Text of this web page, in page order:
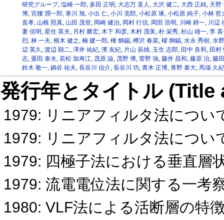
研究グループ, 塩崎 一郎, 多田 正明 , 大志万 直人 , 大沢 健二, 大西 正純, 天野
博, 宮腰 潤一郎, 寒川 旭, 小出 仁, 小川 克郎, 小松原 琢, 小松原 純子, 小林 哲
直孝, 山根 照真, 山田 茂登, 岡崎 健治, 岡村 行信, 岡田 浩明 , 川崎 耕一, 川辺
妻 信明 , 星住 英夫, 月村 勝宏, 木下 和彦, 木村 茂美, 朴 栄秀, 杉山 雄一, 李 喜
烈, 林 一夫, 根木 健之 , 楠 建一郎, 権 炯錫, 樽沢 春菜, 櫂 烱錫, 水永 秀樹, 水
辺 英久 , 渡辺 顕二, 澤井 祐紀, 濱 友紀, 片山 辰雄, 玉生 志郎, 田中 良和, 田村
志, 粟田 泰夫, 若松 加寿江, 茂原 諭, 茂野 博, 菅野 強, 藤井 昌和, 藤原 治, 藤
鈴木 敬一, 鍋谷 祐夫, 長谷川 信介, 長谷川 功, 青木 正博, 青野 泰大, 馬塲 久紀
発行年とタイトル
1979: リニアフィルタ法につい
1979: リニアフィルタ法につい
1979: 四極子法における垂直層
1979: 流電電位法に関する一考
1980: VLF法による活断層の特